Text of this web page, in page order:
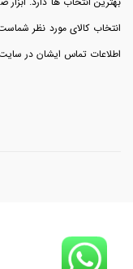
انتخاب کالای مورد نظر
اطلاعات تماس ایشان در